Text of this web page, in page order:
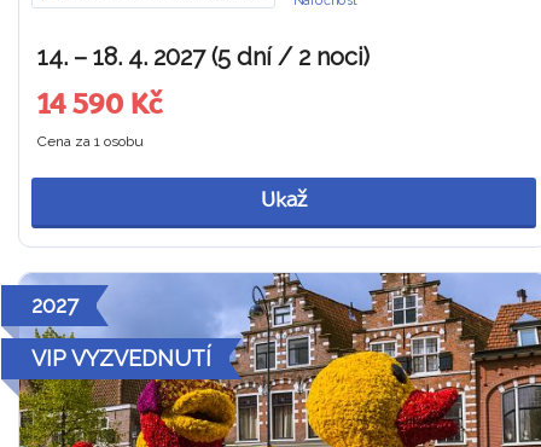
14. – 18. 4. 2027 (5 dní / 2 noci)
14 590 Kč
Cena za 1 osobu
Ukaž
2027
VIP VYZVEDNUTÍ